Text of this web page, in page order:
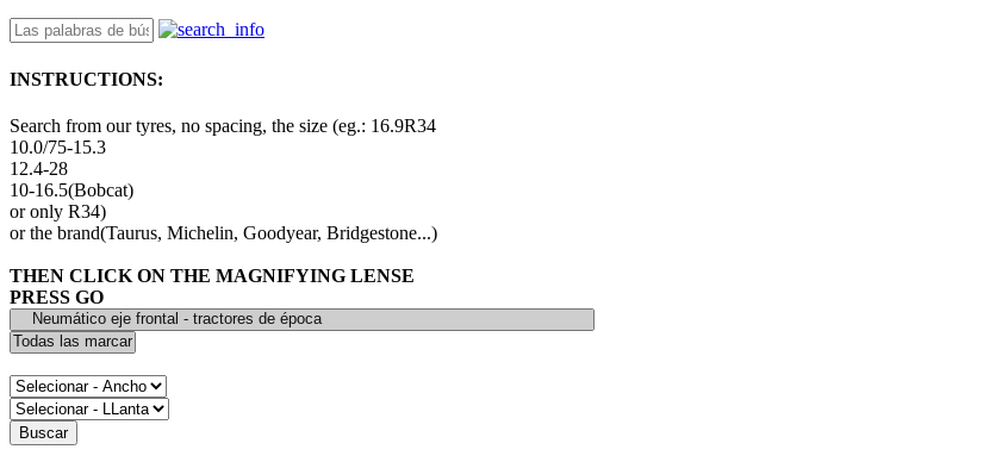
INSTRUCTIONS:
Search from our tyres, no spacing, the size (eg.: 16.9R34
10.0/75-15.3
12.4-28
10-16.5(Bobcat)
or only R34)
or the brand(Taurus, Michelin, Goodyear, Bridgestone...)
THEN CLICK ON THE MAGNIFYING LENSE
PRESS GO